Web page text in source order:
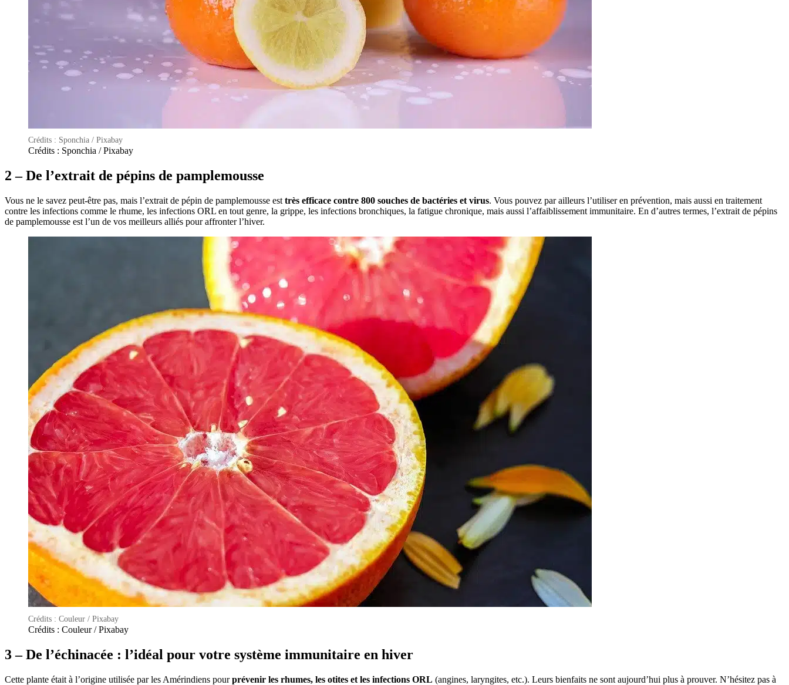
Crédits : Sponchia / Pixabay
Crédits : Sponchia / Pixabay
2 – De l’extrait de pépins de pamplemousse
Vous ne le savez peut-être pas, mais l’extrait de pépin de pamplemousse est très efficace contre 800 souches de bactéries et virus. Vous pouvez par ailleurs l’utiliser en prévention, mais aussi en traitement
contre les infections comme le rhume, les infections ORL en tout genre, la grippe, les infections bronchiques, la fatigue chronique, mais aussi l’affaiblissement immunitaire. En d’autres termes, l’extrait de pépins
de pamplemousse est l’un de vos meilleurs alliés pour affronter l’hiver.
Crédits : Couleur / Pixabay
Crédits : Couleur / Pixabay
3 – De l’échinacée : l’idéal pour votre système immunitaire en hiver
Cette plante était à l’origine utilisée par les Amérindiens pourprévenir les rhumes, les otites et les infections ORL (angines, laryngites, etc.). Leurs bienfaits ne sont aujourd’hui plus à prouver. N’hésitez pas à